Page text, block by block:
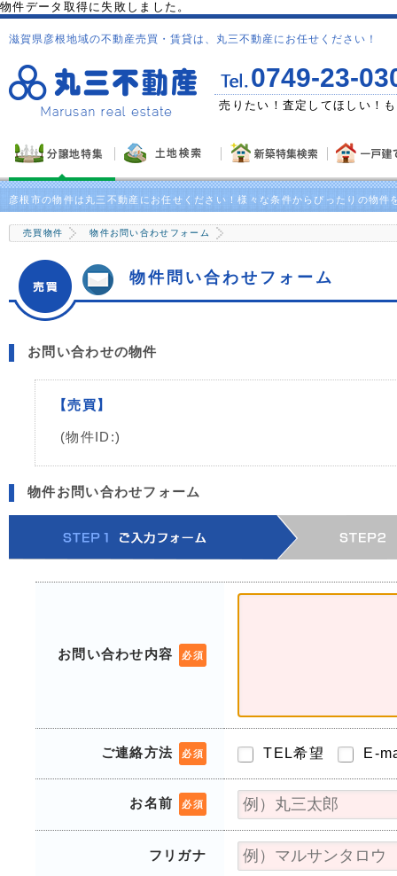
物件データ取得に失敗しました。
滋賀県彦根地域の不動産売買・賃貸は、丸三不動産にお任せください！
0749-23-
ント！ 売りたい！査定してほしい！
彦根市の物件は丸三不動産にお任せください！様々な条件からぴったりの物件
売買物件 物件お問い合わせフォーム
物件問い合わせフォーム
お問い合わせの物件
【売買】
(物件ID:)
物件お問い合わせフォーム
お問い合わせ内容 必須
ご連絡方法 必須 TEL希望 E-
お名前 必須
フリガナ